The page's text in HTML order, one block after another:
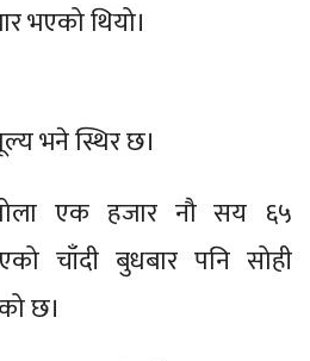
भएको थियो।
भने स्थिर छ।
एक हजार नौ सय ६५
चाँदी बुधबार पनि सोही
छ।